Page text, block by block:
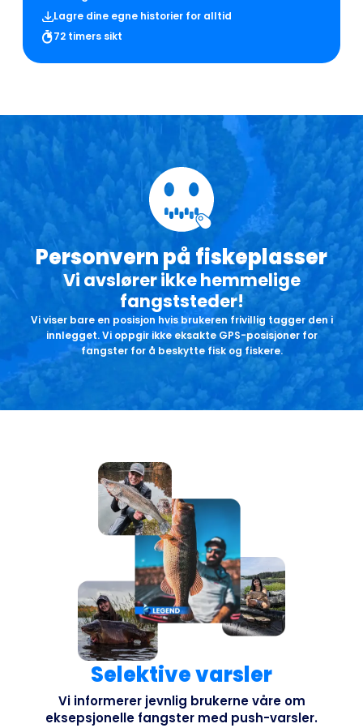
Lagre dine egne historier for alltid
72 timers sikt
Personvern på fiskeplasser
Vi avslører ikke hemmelige
fangststeder!
Vi viser bare en posisjon hvis brukeren frivillig tagger den i
innlegget. Vi oppgir ikke eksakte GPS-posisjoner for
fangster for å beskytte fisk og fiskere.
Selektive varsler
Vi informerer jevnlig brukerne våre om
eksepsjonelle fangster med push-varsler.